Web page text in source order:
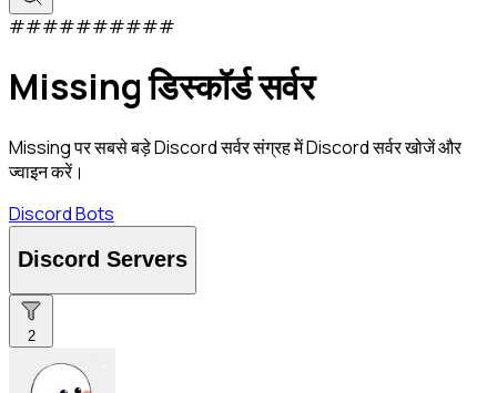
##########
Missing डिस्कॉर्ड सर्वर
Missing पर सबसे बड़े Discord सर्वर संग्रह में Discord सर्वर खोजें और
ज्वाइन करें।
Discord Bots
Discord Servers
2